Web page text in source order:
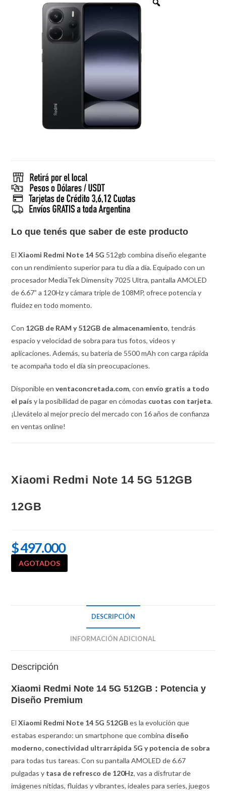
Lo que tenés que saber de este producto
ElXiaomi Redmi Note 14 5G 512gb combina diseño elegante
con un rendimiento superior para tu día a día. Equipado con un
procesador MediaTek Dimensity 7025 Ultra, pantalla AMOLED
de 6.67” a 120Hz y cámara triple de 108MP, ofrece potencia y
fluidez en todo momento.
Con 12GB de RAM y 512GB de almacenamiento, tendrás
espacio y velocidad de sobra para tus fotos, videos y
aplicaciones. Además, su batería de 5500 mAh con carga rápida
te acompaña todo el día sin preocupaciones.
Disponible enventaconcretada.com, con envío gratis a todo
el país y la posibilidad de pagar en cómodas cuotas con tarjeta.
¡Llevátelo al mejor precio del mercado con 16 años de confianza
en ventas online!
Xiaomi Redmi Note 14 5G 512GB
12GB
$497.000
AGOTADOS
DESCRIPCIÓN
INFORMACIÓN ADICIONAL
Descripción
Xiaomi Redmi Note 14 5G 512GB : Potencia y
Diseño Premium
ElXiaomi Redmi Note 14 5G 512GBes la evolución que
estabas esperando: un smartphone que combina diseño
moderno, conectividad ultrarrápida 5G y potencia de sobra
para todas tus tareas. Con su pantalla AMOLED de 6.67
pulgadas y tasa de refresco de 120Hz, vas a disfrutar de
imágenes nítidas, fluidas y vibrantes, ideales para series, juegos